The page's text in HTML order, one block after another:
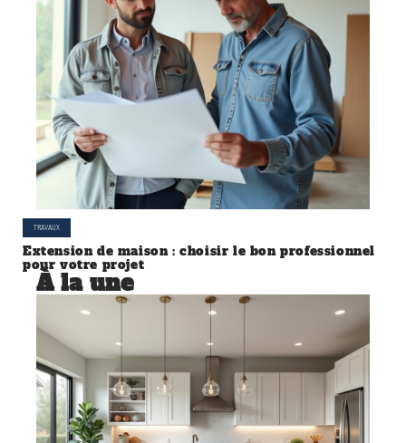
TRAVAUX
Extension de maison : choisir le bon professionnel
pour votre projet
À la une